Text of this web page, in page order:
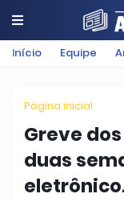
Início Equipe
Página inicial
Greve
duas